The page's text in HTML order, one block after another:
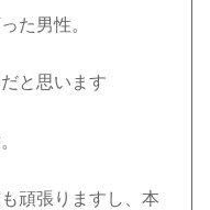
た男性。
と思います
頑張りますし、本